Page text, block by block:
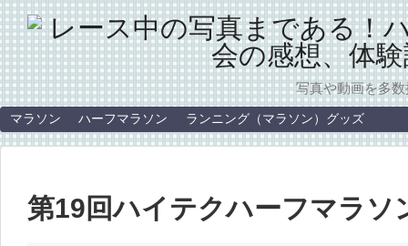
写真や動画を多
マラソン ハーフマラソン ランニング（マラソン）グッズ
第19回ハイテクハーフマラソ